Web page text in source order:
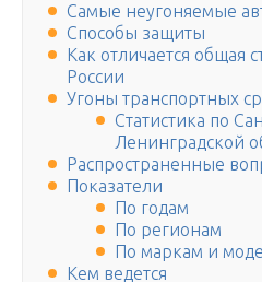
Самые неугоняемые
Способы защиты
Как отличается общая
России
Угоны транспортных
Статистика по
Ленинградской
Распространенные
Показатели
По годам
По регионам
По маркам и
Кем ведется